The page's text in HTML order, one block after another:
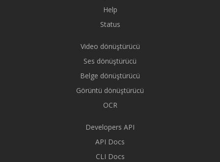
Help
Status
Video dönüştürücü
Ses dönüştürücü
Belge dönüştürücü
Görüntü dönüştürücü
OCR
Developers API
API Docs
CLI Docs